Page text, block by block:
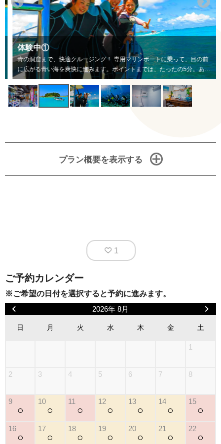
体験中①
青の洞窟まで、快適クルージング！ 専用マリンボートに乗って、目の前
に広がる青い海を爽快に進みます。ポイントまでは、たったの5分。あっ
という間に、別世界のような景色が広がります。いよいよ魅力的なダイビ
ングツアーのスタートです！器材の装着など、全て専属ガイドにお任せく
ださい。
プラン概要を表示する
1
ご予約カレンダー
※ご希望の日付を選択すると予約に進みます。
2026年 8月
日 月 火 水 木 金 土
1
2 3 4 5 6 7 8
9
○
10
○
11
○
12
○
13
○
14
○
15
○
16
○
17
○
18
○
19
○
20
○
21
○
22
○